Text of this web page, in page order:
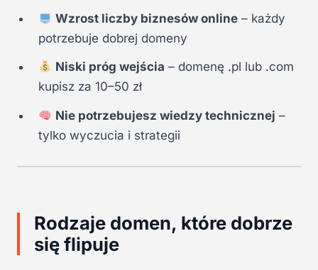
Wzrost liczby biznesów online – każdy
potrzebuje dobrej domeny
Niski próg wejścia – domenę .pl lub .com
kupisz za 10–50 zł
Nie potrzebujesz wiedzy technicznej –
tylko wyczucia i strategii
Rodzaje domen, które dobrze
się flipuje